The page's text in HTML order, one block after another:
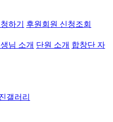
하기
후원회원 신청조회
님 소개 단원 소개 합창단 자
갤러리